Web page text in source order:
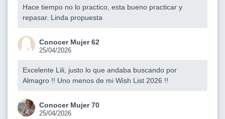
Hace tiempo no lo practico, esta bueno practicar y
repasar. Linda propuesta
Conocer Mujer 62
25/04/2026
Excelente Lili, justo lo que andaba buscando por
Almagro !! Uno menos de mi Wish List 2026 !!
Conocer Mujer 70
25/04/2026